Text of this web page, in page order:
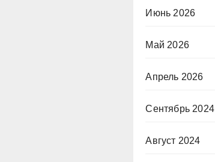
Июнь 2026
Май 2026
Апрель 2026
Сентябрь 2024
Август 2024